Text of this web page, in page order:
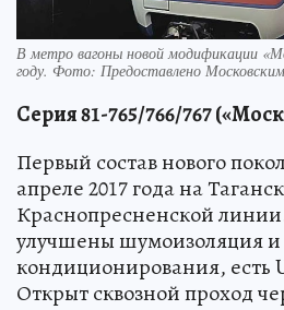
В метро вагоны новой модификации
году. Фото: Предоставлено
Серия 81-765/766/767
Первый состав нового
апреле 2017 года на
Краснопресненской
улучшены шумоизоляция и
кондиционирования, есть
Открыт сквозной проход